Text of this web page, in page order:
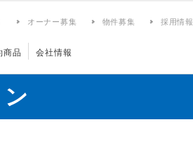
オーナー募集 物件募集 採用情報
商品 会社情報